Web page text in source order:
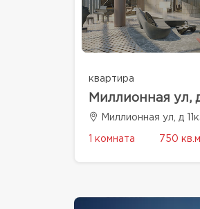
квартира
Миллионная ул,
Миллионная ул, д
1 комната 750 кв.м.